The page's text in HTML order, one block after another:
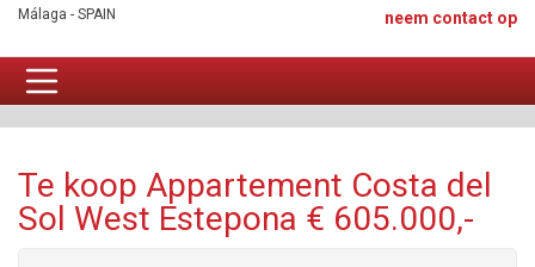
neem contact op
Málaga - SPAIN
Te koop Appartement Costa del
Sol West Estepona € 605.000,-